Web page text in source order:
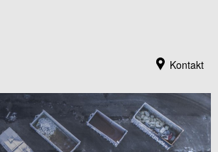
Kontakt